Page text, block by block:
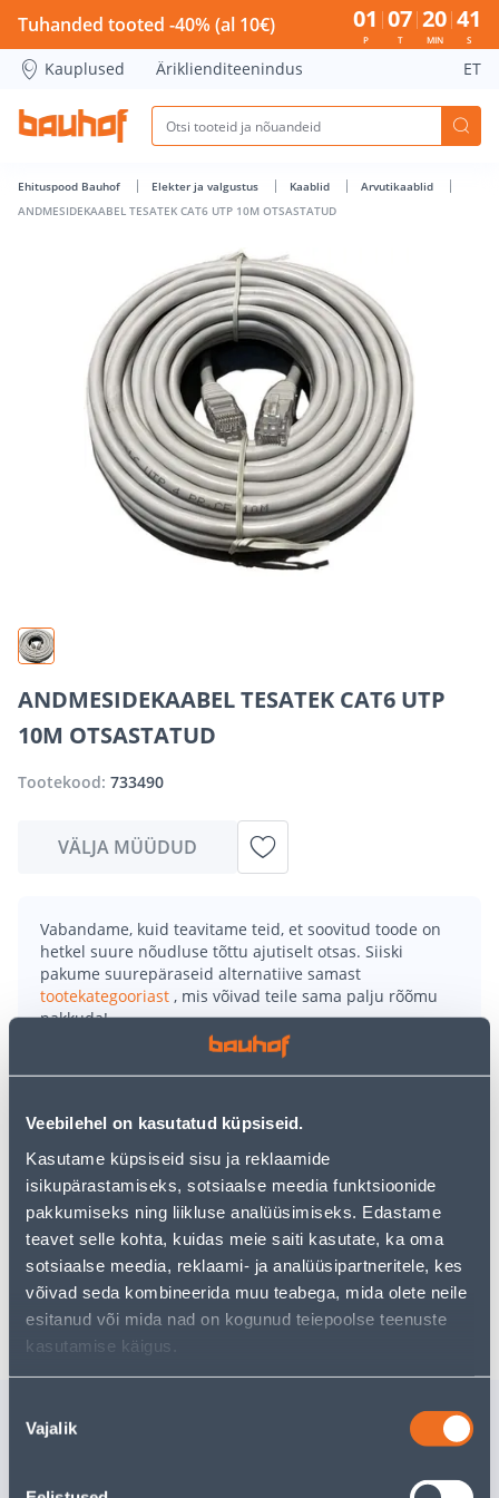
Veebilehel on kasutatud küpsiseid.
Kasutame küpsiseid sisu ja reklaamide
isikupärastamiseks, sotsiaalse meedia funktsioonide
pakkumiseks ning liikluse analüüsimiseks. Edastame
teavet selle kohta, kuidas meie saiti kasutate, ka oma
sotsiaalse meedia, reklaami- ja analüüsipartneritele, kes
võivad seda kombineerida muu teabega, mida olete neile
esitanud või mida nad on kogunud teiepoolse teenuste
kasutamise käigus.
valik
Vajalik
ANDMESIDEKAABEL TESATEK CAT6 UTP 10M
Tuhanded tooted -40% (al 10€) 01
P
07
T
20
MIN
41
S
Kauplused Äriklienditeenindus ET
Ehituspood Bauhof Elekter ja valgustus Kaablid
Arvutikaablid
ANDMESIDEKAABEL TESATEK CAT6 UTP 10M OTSASTATUD
ANDMESIDEKAABEL TESATEK CAT6 UTP
10M OTSASTATUD
Tootekood: 733490
VÄLJA MÜÜDUD
Vabandame, kuid teavitame teid, et soovitud toode on
hetkel suure nõudluse tõttu ajutiselt otsas. Siiski
pakume suurepäraseid alternatiive samast
tootekategooriast , mis võivad teile sama palju rõõmu
pakkuda!
Teie ostlemisrõõm ei pea aga siin lõppema - oma
uurimistööd saate jätkata, naastes
• Otsastatud andmesidekaabel.
• Kogus 10 m.
• 14-päevane tagastusõigus.
Tarne pole võimalik